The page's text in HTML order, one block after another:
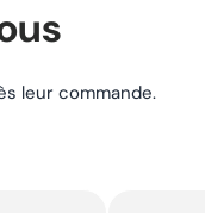
leur commande.